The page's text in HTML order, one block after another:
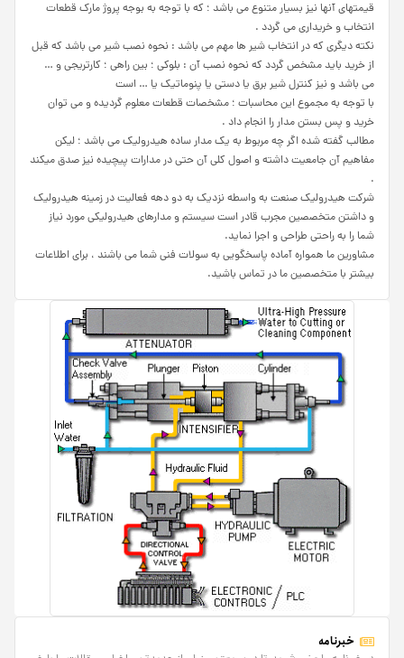
قیمتهای آنها نیز بسیار متنوع می باشد ؛ که با توجه به بوجه پروژ مارک قطعات
انتخاب و خریداری می گردد .
نکته دیگری که در انتخاب شیر ها مهم می باشد : نحوه نصب شیر می باشد که قبل
از خرید باید مشخص گردد که نحوه نصب آن : بلوکی ؛ بین راهی ؛ کارتریجی و …
می باشد و نیز کنترل شیر برق یا دستی یا پنوماتیک یا … است
با توجه به مجموع این محاسبات ؛ مشخصات قطعات معلوم گردیده و می توان
خرید و پس بستن مدار را انجام داد .
مطالب گفته شده اگر چه مربوط به یک مدار ساده هیدرولیک می باشد ؛ لیکن
مفاهیم آن جامعیت داشته و اصول کلی آن حتی در مدارات پیچیده نیز صدق میکند
.
شرکت هیدرولیک صنعت به واسطه نزدیک به دو دهه فعالیت در زمینه هیدرولیک
و داشتن متخصصین مجرب قادر است سیستم و مدارهای هیدرولیکی مورد نیاز
شما را به راحتی طراحی و اجرا نماید.
مشاورین ما همواره آماده پاسخگویی به سولات فنی شما می باشند ، برای اطلاعات
بیشتر با متخصصین ما در تماس باشید.
خبرنامه